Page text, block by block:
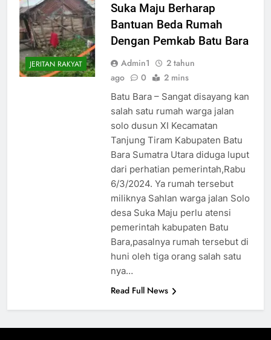
JERITAN RAKYAT
Suka Maju Berharap
Bantuan Beda Rumah
Dengan Pemkab Batu Bara
Admin1
2 tahun
ago
0 2 mins
Batu Bara – Sangat disayang kan
salah satu rumah warga jalan
solo dusun XI Kecamatan
Tanjung Tiram Kabupaten Batu
Bara Sumatra Utara diduga luput
dari perhatian pemerintah,Rabu
6/3/2024. Ya rumah tersebut
miliknya Sahlan warga jalan Solo
desa Suka Maju perlu atensi
pemerintah kabupaten Batu
Bara,pasalnya rumah tersebut di
huni oleh tiga orang salah satu
nya…
Read Full News